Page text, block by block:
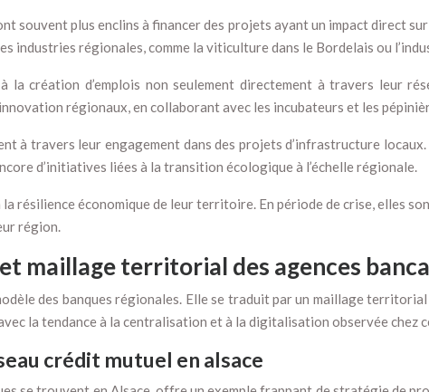
souvent plus enclins à financer des projets ayant un impact direct
industries régionales, comme la viticulture dans le Bordelais ou
la création d’emplois non seulement directement à travers leur
régionaux, en collaborant avec les incubateurs et les
à travers leur engagement dans des projets d’infrastructure
d’initiatives liées à la transition écologique à l’échelle régionale.
résilience économique de leur territoire. En période de crise, elles
région.
maillage territorial des agences
des banques régionales. Elle se traduit par un maillage
la tendance à la centralisation et à la digitalisation observée chez
crédit mutuel en alsace